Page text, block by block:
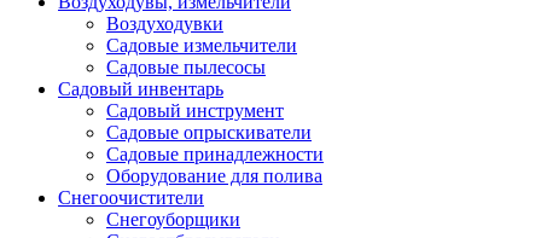
Воздуходувки
Садовые измельчители
Садовые пылесосы
Садовый инвентарь
Садовый инструмент
Садовые опрыскиватели
Садовые принадлежности
Оборудование для полива
Снегоочистители
Снегоуборщики